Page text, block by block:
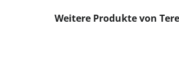
Produktgalerie überspringen
Weitere Produkte von